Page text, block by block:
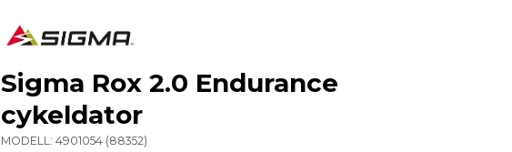
Sigma Rox 2.0 Endurance
cykeldator
MODELL:4901054 (88352)